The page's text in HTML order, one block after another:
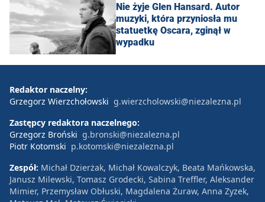
Nie żyje Glen Hansard. Autor
muzyki, która przyniosła mu
statuetkę Oscara, zginął w
wypadku
Redaktor naczelny:
Grzegorz Wierzchołowski g.wierzcholowski@niezalezna.pl
Zastępcy redaktora naczelnego:
Grzegorz Broński g.bronski@niezalezna.pl
Piotr Kotomski p.kotomski@niezalezna.pl
Zespół: Michał Dzierżak, Michał Kowalczyk, Beata Mańkowska,
Janusz Milewski, Tomasz Grodecki, Sabina Treffler, Aleksander
Mimier, Przemysław Obłuski, Magdalena Żuraw, Anna Zyzek,